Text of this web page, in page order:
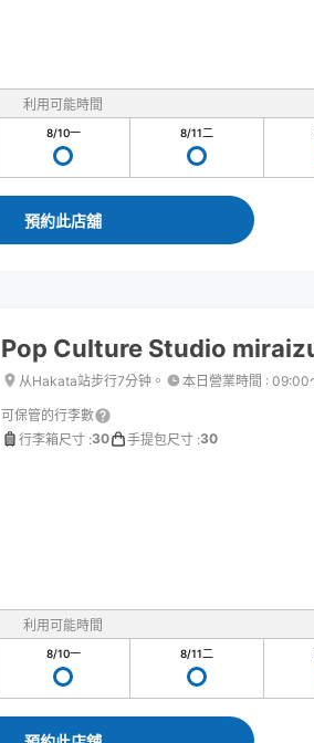
利用可能時間
8/10一 8/11二
預約此店舖
Pop Culture Studio
从Hakata站步行7分钟。 本日營業時間 : 09:00
可保管的行李數
行李箱尺寸 :30 手提包尺寸 :30
利用可能時間
8/10一 8/11二